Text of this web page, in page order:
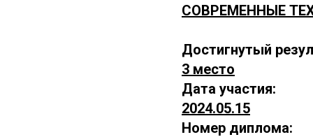
СОВРЕМЕННЫЕ
Достигнутый
3 место
Дата участия:
2024.05.15
Номер диплома: